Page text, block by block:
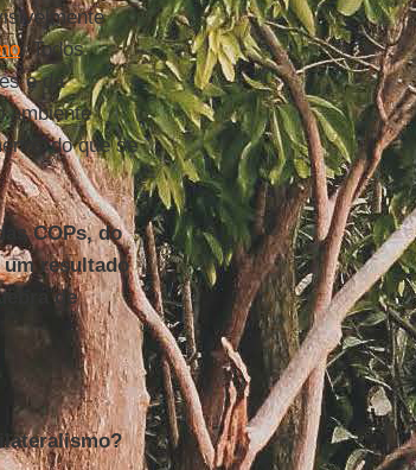
. Todos
e da
ambiente
do que se
COPs, do
resultado
de